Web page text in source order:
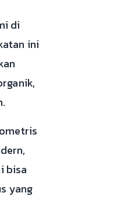
di
ini
bisa
yang